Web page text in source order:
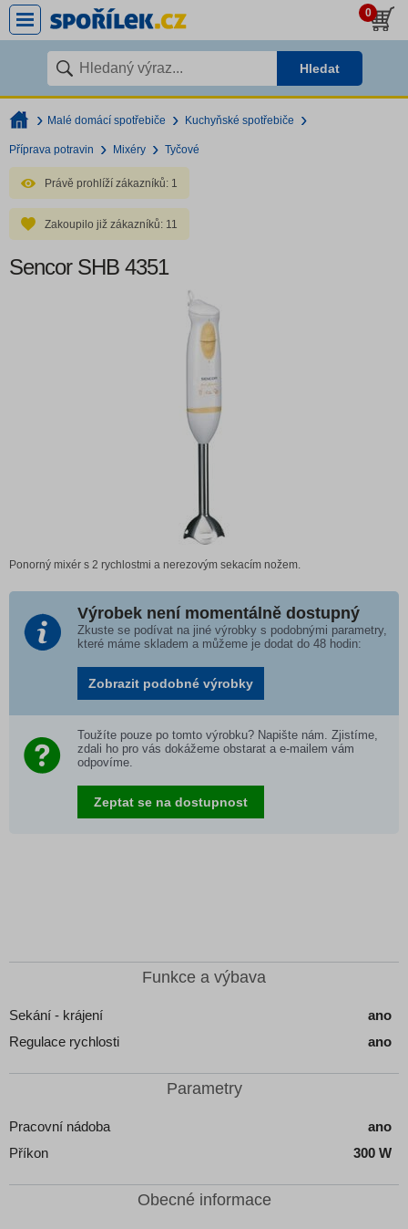
0
Hledat
Malé domácí spotřebiče Kuchyňské spotřebiče
Příprava potravin Mixéry Tyčové
Právě prohlíží zákazníků: 1
Zakoupilo již zákazníků: 11
Sencor SHB 4351
Ponorný mixér s 2 rychlostmi a nerezovým sekacím nožem.
Výrobek není momentálně dostupný
Zkuste se podívat na jiné výrobky s podobnými parametry,
které máme skladem a můžeme je dodat do 48 hodin:
Zobrazit podobné výrobky
Toužíte pouze po tomto výrobku? Napište nám. Zjistíme,
zdali ho pro vás dokážeme obstarat a e-mailem vám
odpovíme.
Zeptat se na dostupnost
Funkce a výbava
Sekání - krájení
ano
Regulace rychlosti
ano
Parametry
Pracovní nádoba
ano
Příkon
300 W
Obecné informace